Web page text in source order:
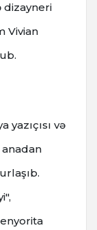
dizayneri
Vivian
yazıçısı və